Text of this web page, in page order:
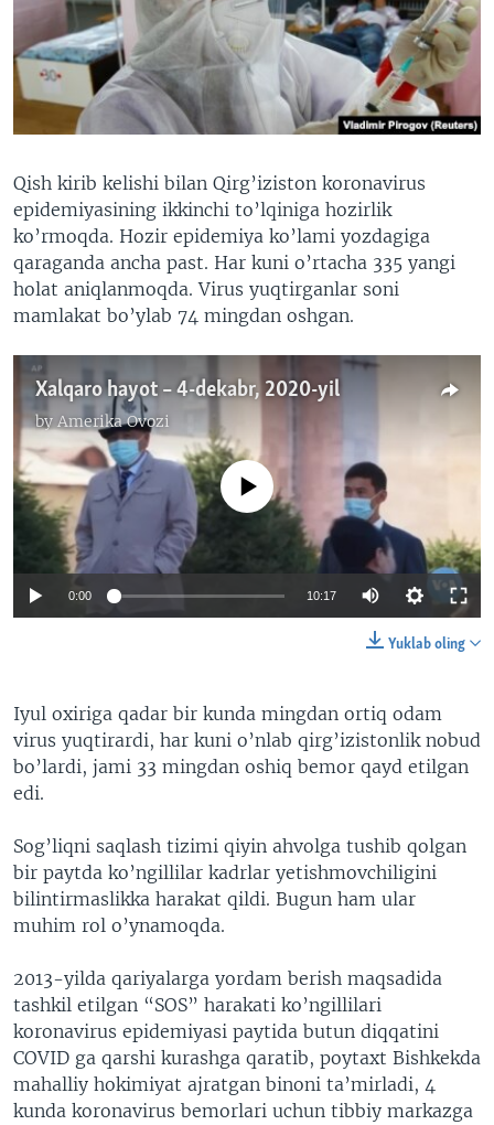
XABARLAR SURATLARDA
ODNOKLASSNIKI
TELEGRAM
TWITTER
SOUNDCLOUD
VOA
Qish kirib kelishi bilan Qirg’iziston koronavirus
epidemiyasining ikkinchi to’lqiniga hozirlik
ko’rmoqda. Hozir epidemiya ko’lami yozdagiga
qaraganda ancha past. Har kuni o’rtacha 335 yangi
holat aniqlanmoqda. Virus yuqtirganlar soni
mamlakat bo’ylab 74 mingdan oshgan.
Xalqaro hayot – 4-dekabr, 2020-yil
by Amerika Ovozi
No media source currently available
0:00 10:17
Yuklab oling
Iyul oxiriga qadar bir kunda mingdan ortiq odam
virus yuqtirardi, har kuni o’nlab qirg’izistonlik nobud
bo’lardi, jami 33 mingdan oshiq bemor qayd etilgan
edi.
Sog’liqni saqlash tizimi qiyin ahvolga tushib qolgan
bir paytda ko’ngillilar kadrlar yetishmovchiligini
bilintirmaslikka harakat qildi. Bugun ham ular
muhim rol o’ynamoqda.
2013-yilda qariyalarga yordam berish maqsadida
tashkil etilgan “SOS” harakati ko’ngillilari
koronavirus epidemiyasi paytida butun diqqatini
COVID ga qarshi kurashga qaratib, poytaxt Bishkekda
mahalliy hokimiyat ajratgan binoni ta’mirladi, 4
kunda koronavirus bemorlari uchun tibbiy markazga